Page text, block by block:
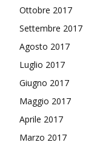
Ottobre 2017
Settembre 2017
Agosto 2017
Luglio 2017
Giugno 2017
Maggio 2017
Aprile 2017
Marzo 2017